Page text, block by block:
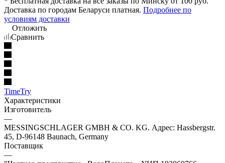
Доставка по городам Беларуси платная. Подробнее по
условиям доставки
Отложить
Сравнить
TimeTry
Характеристики
Изготовитель
—
MESSINGSCHLAGER GMBH & CO. KG. Адрес: Hassbergstr.
45, D-96148 Baunach, Germany
Поставщик
—